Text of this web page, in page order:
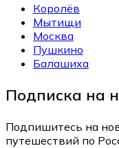
Королёв
Мытищи
Москва
Пушкино
Балашиха
Подписка на
Подпишитесь на
путешествий по